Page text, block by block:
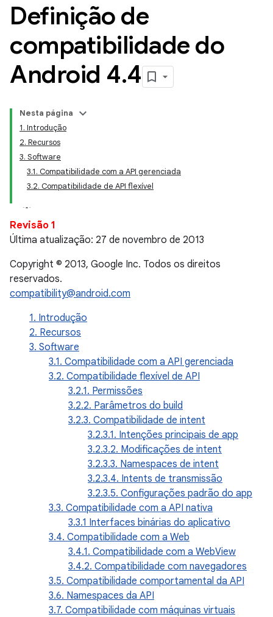
Definição de
compatibilidade do
Android 4.4
Nesta página
1. Introdução
2. Recursos
3. Software
3.1. Compatibilidade com a API gerenciada
3.2. Compatibilidade de API flexível
Revisão 1
Última atualização: 27 de novembro de 2013
Copyright © 2013, Google Inc. Todos os direitos
reservados.
compatibility@android.com
1. Introdução
2. Recursos
3. Software
3.1. Compatibilidade com a API gerenciada
3.2. Compatibilidade flexível de API
3.2.1. Permissões
3.2.2. Parâmetros do build
3.2.3. Compatibilidade de intent
3.2.3.1. Intenções principais de app
3.2.3.2. Modificações de intent
3.2.3.3. Namespaces de intent
3.2.3.4. Intents de transmissão
3.2.3.5. Configurações padrão do app
3.3. Compatibilidade com a API nativa
3.3.1 Interfaces binárias do aplicativo
3.4. Compatibilidade com a Web
3.4.1. Compatibilidade com a WebView
3.4.2. Compatibilidade com navegadores
3.5. Compatibilidade comportamental da API
3.6. Namespaces da API
3.7. Compatibilidade com máquinas virtuais